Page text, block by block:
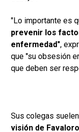
"Lo importante es
prevenir los
enfermedad",
que "su obsesión
que deben ser
Sus colegas
visión de